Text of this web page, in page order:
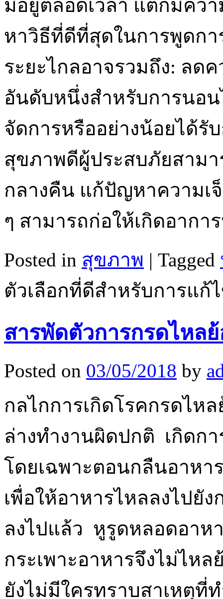
มีอยู่ตลอดเวลา แต่ก็มีคว
หาวิธีที่ดีที่สุดในการพูดก
ระยะไกลอาจรวมถึง: ลด
อันดับหนึ่งสำหรับการนอ
จัดการหรืออย่างน้อยได้
สุขภาพดีผู้ประสบภัยสาม
กลางคืน แก้ปัญหาความเ
ๆ สามารถก่อให้เกิดอาก
Posted in สุขภาพ | Tagged
ตัวเลือกที่ดีสำหรับการแก้
สารพัดตัวการกรดไหล
Posted on 03/05/2018 by
กลไกการเกิดโรคกรดไ
ล่างทำงานผิดปกติ เกิดก
โดยเฉพาะตอนกลืนอาห
เพื่อให้อาหารไหลลงไปยั
ลงไปแล้ว หูรูดหลอดอาห
กระเพาะอาหารจึงไม่ไ
ยังไม่มีใครทราบสาเหตุที่